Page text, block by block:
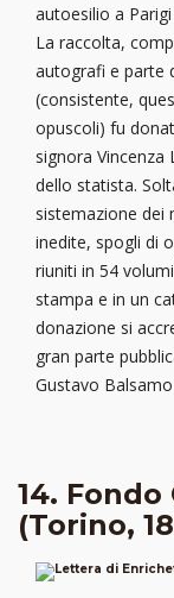
autoesilio a
La raccolta,
autografi e parte
(consistente,
opuscoli) fu
signora Vincenza
dello statista.
sistemazione dei
inedite, spogli di
riuniti in 54
stampa e in un
donazione si
gran parte
Gustavo Balsamo
14.
(Torino,